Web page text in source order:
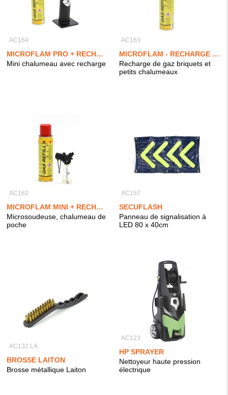
AC164
MICROFLAM PRO + RECHARGE
Mini chalumeau avec recharge
AC163
MICROFLAM - RECHARGE DE GAZ
Recharge de gaz briquets et
petits chalumeaux
AC162
MICROFLAM MINI + RECHARGE
Microsoudeuse, chalumeau de
poche
AC157
SECUFLASH
Panneau de signalisation à
LED 80 x 40cm
AC132.LA
BROSSE LAITON
Brosse métallique Laiton
AC123
HP SPRAYER
Nettoyeur haute pression
électrique